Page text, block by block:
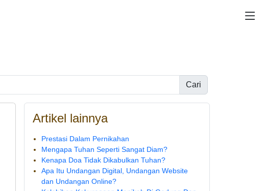
Cari
Artikel lainnya
Prestasi Dalam Pernikahan
Mengapa Tuhan Seperti Sangat Diam?
Kenapa Doa Tidak Dikabulkan Tuhan?
Apa Itu Undangan Digital, Undangan Website
dan Undangan Online?